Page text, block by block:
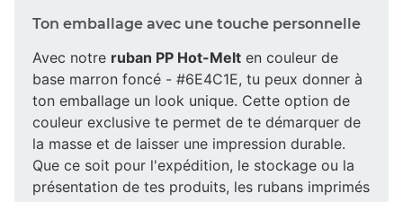
Ton emballage avec une touche personnelle
Avec notre ruban PP Hot-Melt en couleur de
base marron foncé - #6E4C1E, tu peux donner à
ton emballage un look unique. Cette option de
couleur exclusive te permet de te démarquer de
la masse et de laisser une impression durable.
Que ce soit pour l'expédition, le stockage ou la
présentation de tes produits, les rubans imprimés